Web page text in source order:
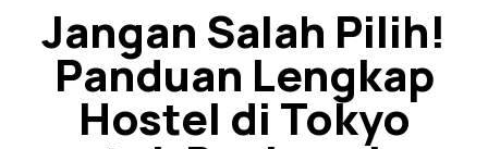
Privacy Policy
Jangan Salah Pilih!
Panduan Lengkap
Hostel di Tokyo